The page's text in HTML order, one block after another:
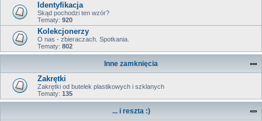
Identyfikacja
Skąd pochodzi ten wzór?
Tematy: 920
Kolekcjonerzy
O nas - zbieraczach. Spotkania.
Tematy: 802
Inne zamknięcia
Zakrętki
Zakrętki od butelek plastikowych i szklanych
Tematy: 135
... i reszta :)